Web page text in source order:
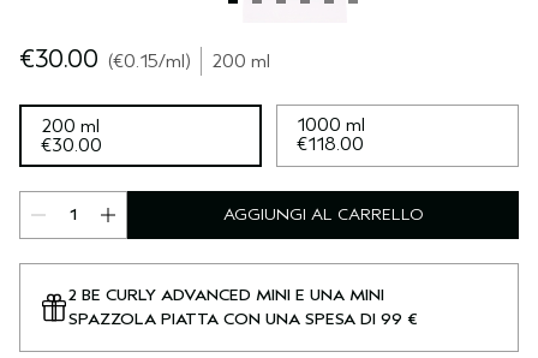
€30.00 €0.15/ml 200 ml
200 ml
€30.00
1000 ml
€118.00
AGGIUNGI AL CARRELLO
2 BE CURLY ADVANCED MINI E UNA MINI
SPAZZOLA PIATTA CON UNA SPESA DI 99 €